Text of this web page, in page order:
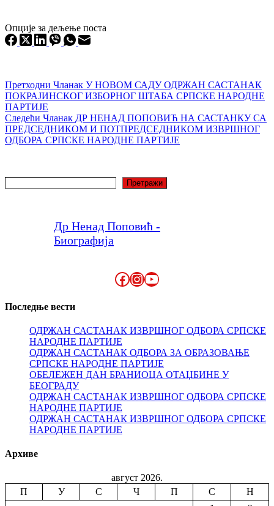
Опције за дељење поста
Претходни Чланак У НОВОМ САДУ ОДРЖАН САСТАНАК
ПОКРАЈИНСКОГ ИЗБОРНОГ ШТАБА СРПСКЕ НАРОДНЕ
ПАРТИЈЕ
Следећи Чланак ДР НЕНАД ПОПОВИЋ НА САСТАНКУ СА
ПРЕДСЕДНИКОМ И ПОТПРЕДСЕДНИКОМ ИЗВРШНОГ
ОДБОРА СРПСКЕ НАРОДНЕ ПАРТИЈЕ
Претражи
Др Ненад Поповић -
Биографија
Facebook
Instagram
YouTube
Последње вести
ОДРЖАН САСТАНАК ИЗВРШНОГ ОДБОРА СРПСКЕ
НАРОДНЕ ПАРТИЈЕ
ОДРЖАН САСТАНАК ОДБОРА ЗА ОБРАЗОВАЊЕ
СРПСКЕ НАРОДНЕ ПАРТИЈЕ
ОБЕЛЕЖЕН ДАН БРАНИОЦА ОТАЏБИНЕ У
БЕОГРАДУ
ОДРЖАН САСТАНАК ИЗВРШНОГ ОДБОРА СРПСКЕ
НАРОДНЕ ПАРТИЈЕ
ОДРЖАН САСТАНАК ИЗВРШНОГ ОДБОРА СРПСКЕ
НАРОДНЕ ПАРТИЈЕ
Архиве
август 2026.
П
У С Ч П С
Н